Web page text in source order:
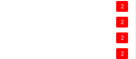
2
2
2
2